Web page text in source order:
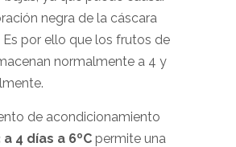
negra de la cáscara
Es por ello que los frutos de
normalmente a 4 y
de acondicionamiento
a 4 días a 6ºC permite una